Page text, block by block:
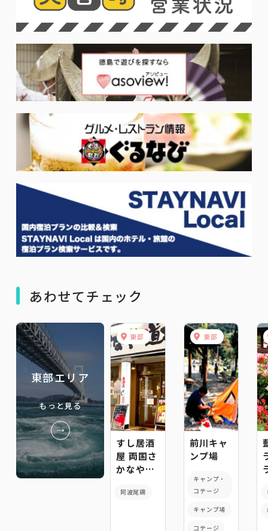
あわせてチェック
東部エリア
もっと見る
東部
すし居酒
屋 両国さ
かなや道
前店
阿波尾鶏
東部
前川キャ
ンプ場
キャンプ・
コテージ
キャンプ場
コテージ